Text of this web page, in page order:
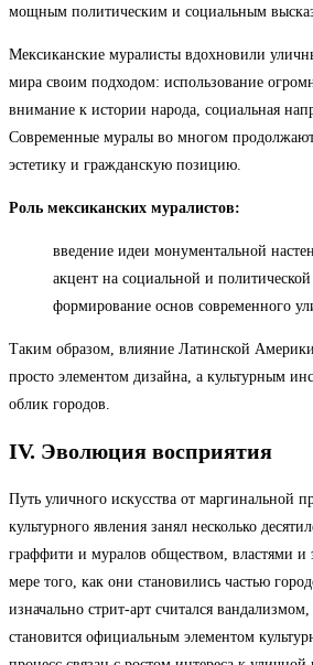
мощным политическим и социальным
Мексиканские муралисты вдохновили
мира своим подходом: использование
внимание к истории народа, социальная
Современные муралы во многом
эстетику и гражданскую позицию.
Роль мексиканских муралистов:
введение идеи монументальной
акцент на социальной и политической
формирование основ современного
Таким образом, влияние Латинской
просто элементом дизайна, а культурным
облик городов.
IV. Эволюция восприятия
Путь уличного искусства от маргинальной
культурного явления занял несколько
граффити и муралов обществом, властями и
мере того, как они становились частью
изначально стрит-арт считался
становится официальным элементом